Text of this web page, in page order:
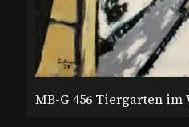
MB-G 456 Tiergarten im